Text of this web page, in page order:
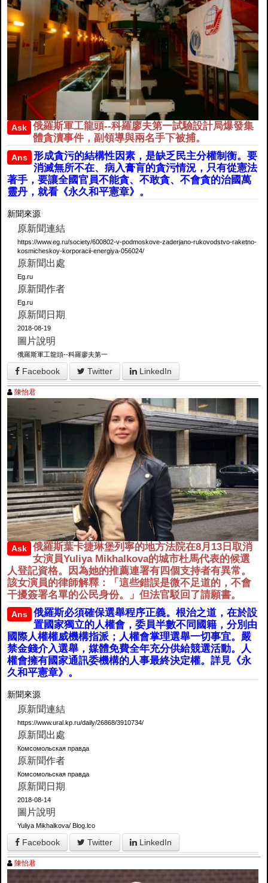
Ask
俄羅斯軍工龍頭--科羅廖夫第一試驗設計局爆發集
體貪瀆事件，副領導與兩名手下被捕。
Ans
形成貪污的結構性因素，是缺乏民主分權制衡。要
消滅無所不在、病入膏肓的貪污情況，只有從憲法
著手，要讓全國官員不能貪、不敢貪、不會貪的治國萬
靈丹，就看《永久和平憲章》。
新聞來源
原新聞連結
https://www.eg.ru/society/600802-v-podmoskove-zaderjano-rukovodstvo-raketno-
kosmicheskoy-korporacii-energiya-056024/
原新聞出處
Eg.ru
原新聞作者
Eg.ru
原新聞日期
2018-08-19
圖片說明
俄羅斯軍工龍頭--科羅廖夫第一
Facebook Twitter LinkedIn
陳怡君
Ask
俄羅斯葉卡捷琳堡列寧的地方法院在8月13日取消
女演員Yuliya Mikhalkova的城市杜馬代表的候選
人登記資格。因為她的推薦連署有四個支持者有異常。
該女演員的律師解釋：「這些錯誤是微不足道的，不會
干擾簽署名單的公民身份。」但法官駁回了請願書。
Ans
俄羅斯必須確保選舉程序正義。根治之道，在於設
置國家獨立的人權會，委員半數不同國籍，分別由
國際人權權威機構指派；人權會掌理選舉一切事宜。嚴
禁金錢介入選舉，媒體免費全年充分供給競選活動。人
權會擁有國家通訊委機構的人事最終決定權。詳見《永
久和平憲章》。
新聞來源
原新聞連結
https://www.ural.kp.ru/daily/26868/3910734/
原新聞出處
Комсомольская правда
原新聞作者
Комсомольская правда
原新聞日期
2018-08-14
圖片說明
Yuliya Mikhalkova/ Blog.lco
Facebook Twitter LinkedIn
陳怡君